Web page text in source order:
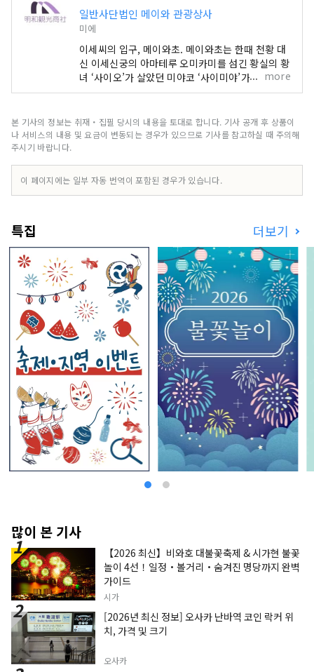
일반사단법인 메이와 관광상사
미에
이세씨의 입구, 메이와초. 메이와초는 한때 천황 대
신 이세신궁의 아마테루 오미카미를 섬긴 황실의 황
녀 ‘사이오’가 살았던 미야코 ‘사이미야’가 사적으로
자는 거리입니다.
more
본 기사의 정보는 취재・집필 당시의 내용을 토대로 합니다. 기사 공개 후 상품이
나 서비스의 내용 및 요금이 변동되는 경우가 있으므로 기사를 참고하실 때 주의해
주시기 바랍니다.
이 페이지에는 일부 자동 번역이 포함된 경우가 있습니다.
특집 더보기
많이 본 기사
【2026 최신】비와호 대불꽃축제 & 시가현 불꽃
놀이 4선！일정・볼거리・숨겨진 명당까지 완벽
가이드
시가
[2026년 최신 정보] 오사카 난바역 코인 락커 위
치, 가격 및 크기
오사카